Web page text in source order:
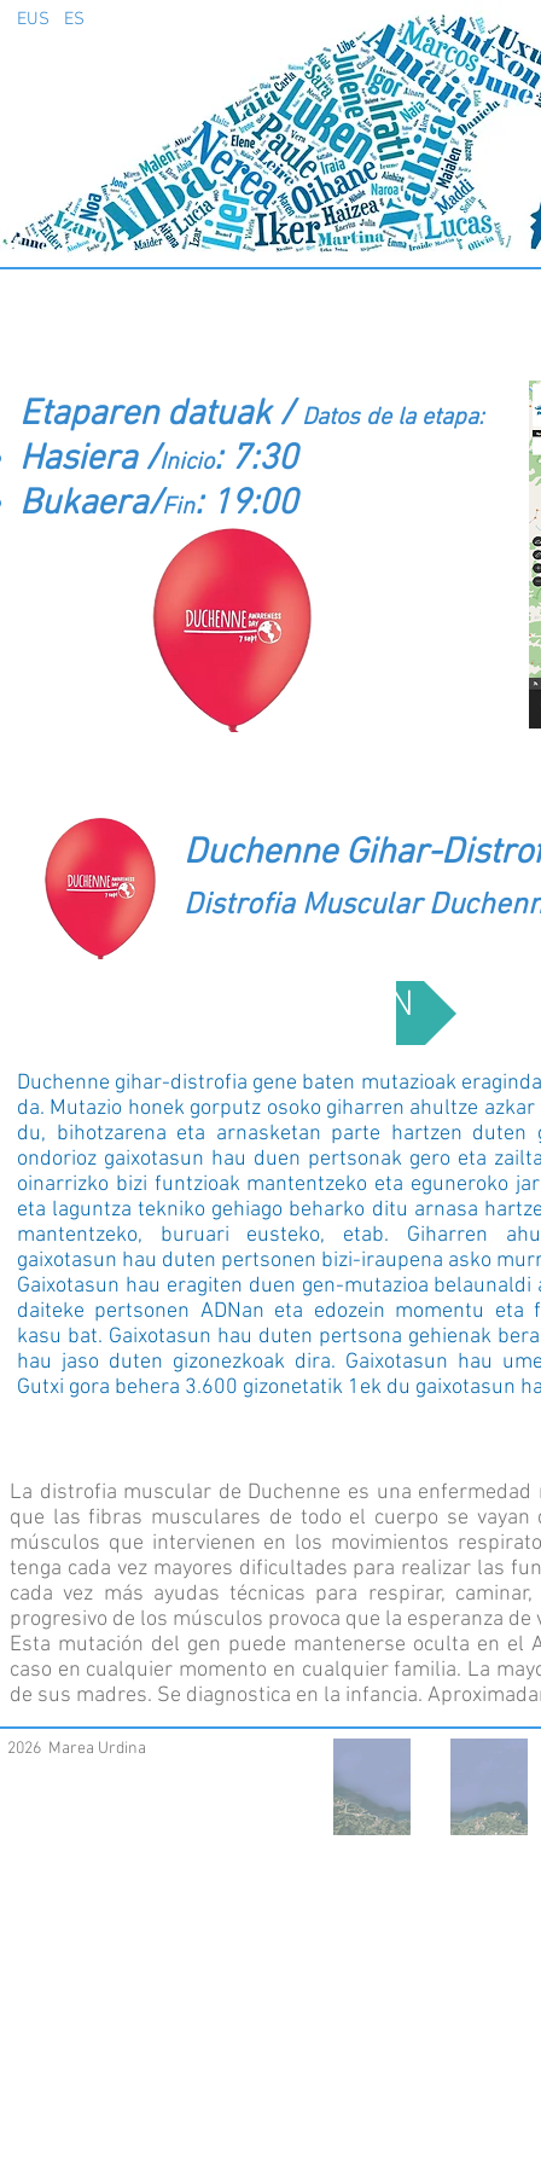
EUS ES
Etaparen datuak /Datos de la etapa:
Hasiera /Inicio: 7:30
Bukaera/Fin: 19:00
Duchenne Gihar-
Distrofia Muscular
AZALPENA / DESCRIPCIÓN
Duchenne gihar-distrofia gene baten mutazioak
da. Mutazio honek gorputz osoko giharren ahultze
du, bihotzarena eta arnasketan parte hartzen duten
ondorioz gaixotasun hau duen pertsonak gero eta
oinarrizko bizi funtzioak mantentzeko eta eguneroko
eta laguntza tekniko gehiago beharko ditu arnasa
mantentzeko, buruari eusteko, etab. Giharren
gaixotasun hau duten pertsonen bizi-iraupena asko
Gaixotasun hau eragiten duen gen-mutazioa
daiteke pertsonen ADNan eta edozein momentu eta
kasu bat. Gaixotasun hau duten pertsona gehienak
hau jaso duten gizonezkoak dira. Gaixotasun hau
Gutxi gora behera 3.600 gizonetatik 1ek du gaixotasun
La distrofia muscular de Duchenne es una
que las fibras musculares de todo el cuerpo se
músculos que intervienen en los movimientos
tenga cada vez mayores dificultades para realizar las
cada vez más ayudas técnicas para respirar,
progresivo de los músculos provoca que la esperanza
Esta mutación del gen puede mantenerse oculta en el
caso en cualquier momento en cualquier familia. La
de sus madres. Se diagnostica en la infancia.
2026 Marea Urdina